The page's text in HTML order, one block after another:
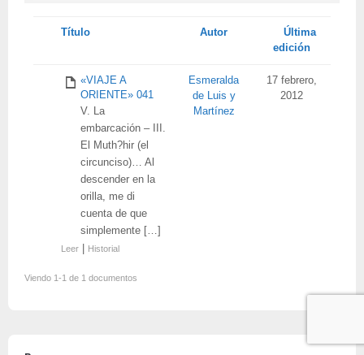
Tienes
Título Autor
Última
edición
«VIAJE A
ORIENTE» 041
V. La
embarcación – III.
El Muth?hir (el
circunciso)… Al
descender en la
orilla, me di
cuenta de que
simplemente […]
Leer Historial
Esmeralda
de Luis y
Martínez
17 febrero,
2012
Viendo 1-1 de 1 documentos